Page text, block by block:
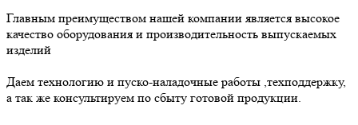
Главным преимуществом нашей компании является высокое
качество оборудования и производительность выпускаемых
изделий
Даем технологию и пуско-наладочные работы ,техподдержку,
а так же консультируем по сбыту готовой продукции.